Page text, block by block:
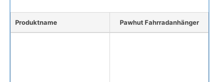
Produktname Pawhut Fahrradanhänger